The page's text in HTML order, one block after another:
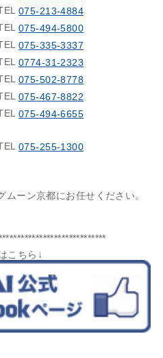
075-213-4884
075-494-5800
075-335-3337
0774-31-2323
075-502-8778
075-467-8822
075-494-6655
075-255-1300
ーン京都にお任せください。
こちら↓